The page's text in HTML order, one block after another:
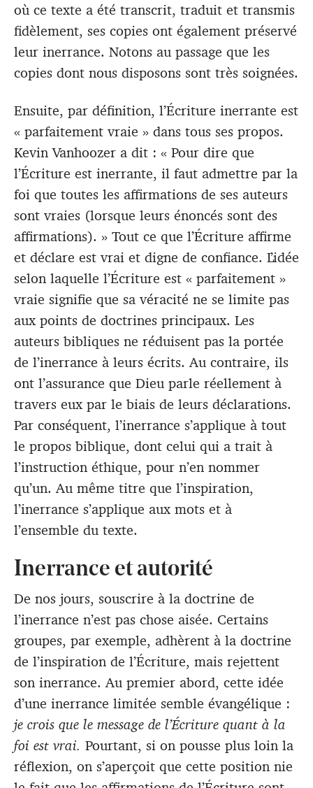
où ce texte a été transcrit, traduit et transmis
fidèlement, ses copies ont également préservé
leur inerrance. Notons au passage que les
copies dont nous disposons sont très soignées.
Ensuite, par définition, l’Écriture inerrante est
« parfaitement vraie » dans tous ses propos.
Kevin Vanhoozer a dit : « Pour dire que
l’Écriture est inerrante, il faut admettre par la
foi que toutes les affirmations de ses auteurs
sont vraies (lorsque leurs énoncés sont des
affirmations). » Tout ce que l’Écriture affirme
et déclare est vrai et digne de confiance. L’idée
selon laquelle l’Écriture est « parfaitement »
vraie signifie que sa véracité ne se limite pas
aux points de doctrines principaux. Les
auteurs bibliques ne réduisent pas la portée
de l’inerrance à leurs écrits. Au contraire, ils
ont l’assurance que Dieu parle réellement à
travers eux par le biais de leurs déclarations.
Par conséquent, l’inerrance s’applique à tout
le propos biblique, dont celui qui a trait à
l’instruction éthique, pour n’en nommer
qu’un. Au même titre que l’inspiration,
l’inerrance s’applique aux mots et à
l’ensemble du texte.
Inerrance et autorité
De nos jours, souscrire à la doctrine de
l’inerrance n’est pas chose aisée. Certains
groupes, par exemple, adhèrent à la doctrine
de l’inspiration de l’Écriture, mais rejettent
son inerrance. Au premier abord, cette idée
d’une inerrance limitée semble évangélique :
je crois que le message de l’Écriture quant à la
foi est vrai. Pourtant, si on pousse plus loin la
réflexion, on s’aperçoit que cette position nie